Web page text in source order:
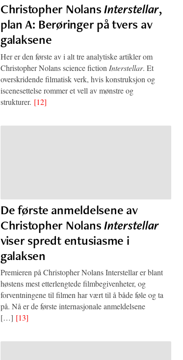
Christopher NolansInterstellar,
plan A: Berøringer på tvers av
galaksene
Her er den første av i alt tre analytiske artikler om
Christopher Nolans science fiction Interstellar. Et
overskridende filmatisk verk, hvis konstruksjon og
iscenesettelse rommer et vell av mønstre og
strukturer. [12]
De første anmeldelsene av
Christopher NolansInterstellar
viser spredt entusiasme i
galaksen
Premieren på Christopher Nolans Interstellar er blant
høstens mest etterlengtede filmbegivenheter, og
forventningene til filmen har vært til å både føle og ta
på. Nå er de første internasjonale anmeldelsene
[…] [13]